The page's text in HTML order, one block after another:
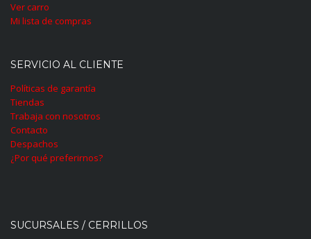
Ver carro
Mi lista de compras
SERVICIO AL CLIENTE
Políticas de garantía
Tiendas
Trabaja con nosotros
Contacto
Despachos
¿Por qué preferirnos?
SUCURSALES / CERRILLOS